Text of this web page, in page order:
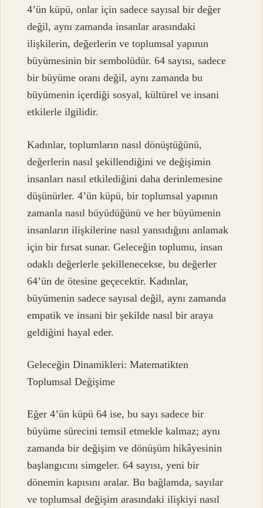
4’ün küpü, onlar için sadece sayısal bir değer
değil, aynı zamanda insanlar arasındaki
ilişkilerin, değerlerin ve toplumsal yapının
büyümesinin bir sembolüdür. 64 sayısı, sadece
bir büyüme oranı değil, aynı zamanda bu
büyümenin içerdiği sosyal, kültürel ve insani
etkilerle ilgilidir.
Kadınlar, toplumların nasıl dönüştüğünü,
değerlerin nasıl şekillendiğini ve değişimin
insanları nasıl etkilediğini daha derinlemesine
düşünürler. 4’ün küpü, bir toplumsal yapının
zamanla nasıl büyüdüğünü ve her büyümenin
insanların ilişkilerine nasıl yansıdığını anlamak
için bir fırsat sunar. Geleceğin toplumu, insan
odaklı değerlerle şekillenecekse, bu değerler
64’ün de ötesine geçecektir. Kadınlar,
büyümenin sadece sayısal değil, aynı zamanda
empatik ve insani bir şekilde nasıl bir araya
geldiğini hayal eder.
Geleceğin Dinamikleri: Matematikten
Toplumsal Değişime
Eğer 4’ün küpü 64 ise, bu sayı sadece bir
büyüme sürecini temsil etmekle kalmaz; aynı
zamanda bir değişim ve dönüşüm hikâyesinin
başlangıcını simgeler. 64 sayısı, yeni bir
dönemin kapısını aralar. Bu bağlamda, sayılar
ve toplumsal değişim arasındaki ilişkiyi nasıl